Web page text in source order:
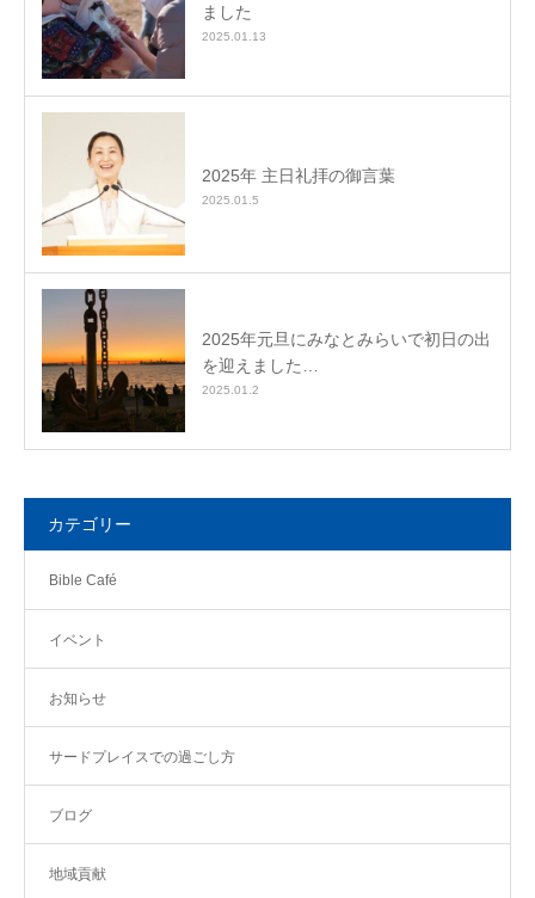
ました
2025.01.13
2025年 主日礼拝の御言葉
2025.01.5
2025年元旦にみなとみらいで初日の出
を迎えました…
2025.01.2
カテゴリー
Bible Café
イベント
お知らせ
サードプレイスでの過ごし方
ブログ
地域貢献